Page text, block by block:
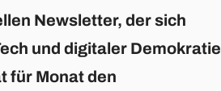
Newsletter, der sich
und digitaler Demokratie
für Monat den